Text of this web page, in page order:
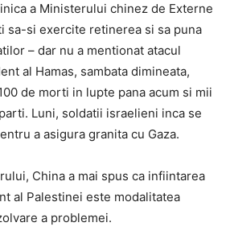
a Ministerului chinez de Externe
sa-si exercite retinerea si sa puna
– dar nu a mentionat atacul
al Hamas, sambata dimineata,
de morti in lupte pana acum si mii
Luni, soldatii israelieni inca se
a asigura granita cu Gaza.
China a mai spus ca infiintarea
al Palestinei este modalitatea
a problemei.